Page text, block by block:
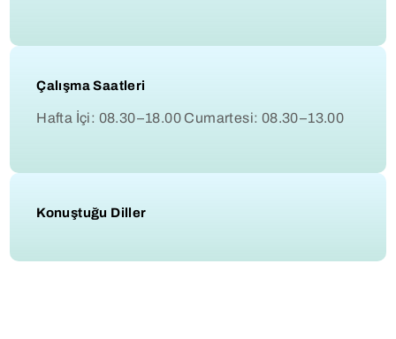
Çalışma Saatleri
Hafta İçi: 08.30–18.00 Cumartesi: 08.30–13.00
Konuştuğu Diller